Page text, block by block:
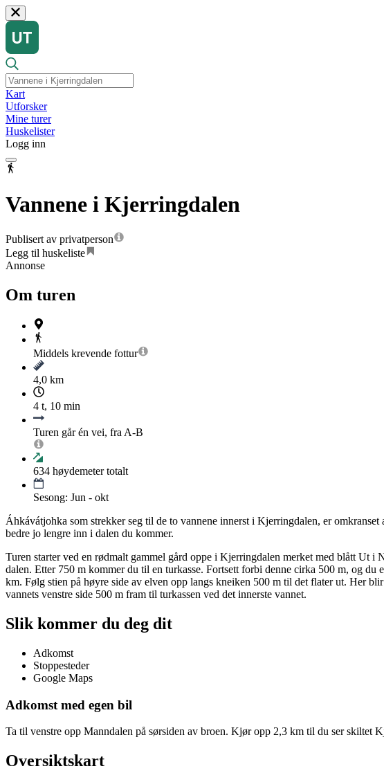
Kart
Utforsker
Mine turer
Huskelister
Logg inn
Vannene i Kjerringdalen
Publisert av privatperson
Legg til huskeliste
Annonse
Om turen
Middels krevende fottur
4,0 km
4 t, 10 min
Turen går én vei, fra A-B
634 høydemeter totalt
Sesong: Jun - okt
Áhkávátjohka som strekker seg til de to vannene innerst i Kjerringdalen, er
bedre jo lengre inn i dalen du kommer.
Turen starter ved en rødmalt gammel gård oppe i Kjerringdalen merket med blått Ut
dalen. Etter 750 m kommer du til en turkasse. Fortsett forbi denne cirka 500 m, og
km. Følg stien på høyre side av elven opp langs kneiken 500 m til det flater ut. Her
vannets venstre side 500 m fram til turkassen ved det innerste vannet.
Slik kommer du deg dit
Adkomst
Stoppesteder
Google Maps
Adkomst med egen bil
Ta til venstre opp Manndalen på sørsiden av broen. Kjør opp 2,3 km til du ser
Oversiktskart